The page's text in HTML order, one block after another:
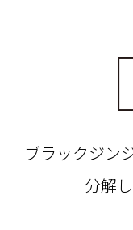
ブラックジン
分解